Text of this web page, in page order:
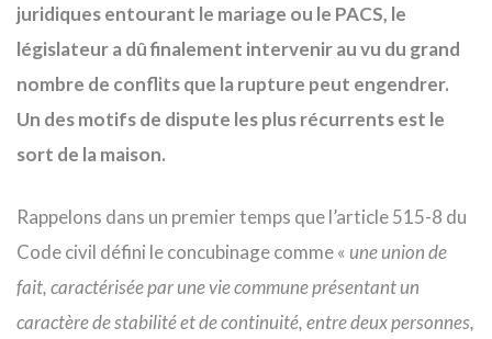
juridiques entourant le mariage ou le PACS, le
législateur a dû finalement intervenir au vu du grand
nombre de conflits que la rupture peut engendrer.
Un des motifs de dispute les plus récurrents est le
sort de la maison.
Rappelons dans un premier temps que l’article 515-8 du
Code civil défini le concubinage comme « une union de
fait, caractérisée par une vie commune présentant un
caractère de stabilité et de continuité, entre deux personnes,